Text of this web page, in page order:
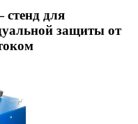
для
защиты от